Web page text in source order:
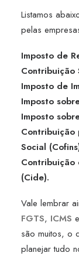
Listamos
pelas
Imposto de
Contribuição
Imposto de
Imposto
Imposto
Contribuição
Social
Contribuição
(Cide).
Vale lembrar
FGTS, ICMS
são muitos, o
planejar tudo